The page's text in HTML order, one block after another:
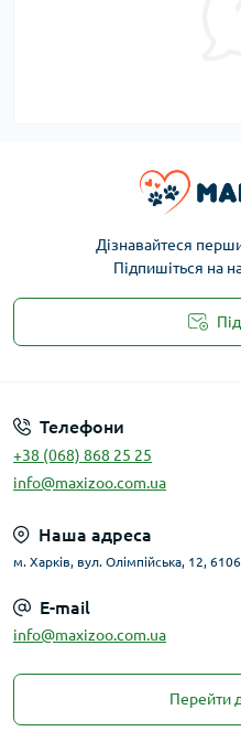
Дізнавайтеся
Підпишіться на
Телефони
+38 (068) 868 25 25
info@maxizoo.com.ua
Наша адреса
м. Харків, вул. Олімпійська, 12,
E-mail
info@maxizoo.com.ua
Перейти